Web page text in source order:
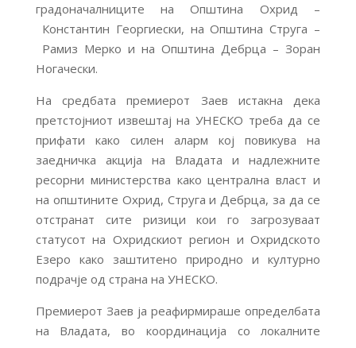
градоначалниците на Општина Охрид –
Константин Георгиески, на Општина Струга –
Рамиз Мерко и на Општина Дебрца – Зоран
Ногачески.
На средбата премиерот Заев истакна дека
претстојниот извештај на УНЕСКО треба да се
прифати како силен аларм кој повикува на
заедничка акција на Владата и надлежните
ресорни министерства како централна власт и
на oпштините Охрид, Струга и Дебрца, за да се
отстранат сите ризици кои го загрозуваат
статусот на Oхридскиот регион и Охридското
Езеро како заштитено природно и културно
подрачје од страна на УНЕСКО.
Премиерот Заев ја реафирмираше определбата
на Владата, во координација со локалните